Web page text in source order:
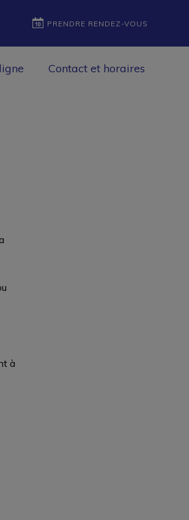
PRENDRE RENDEZ-VOUS
Contact et horaires
à